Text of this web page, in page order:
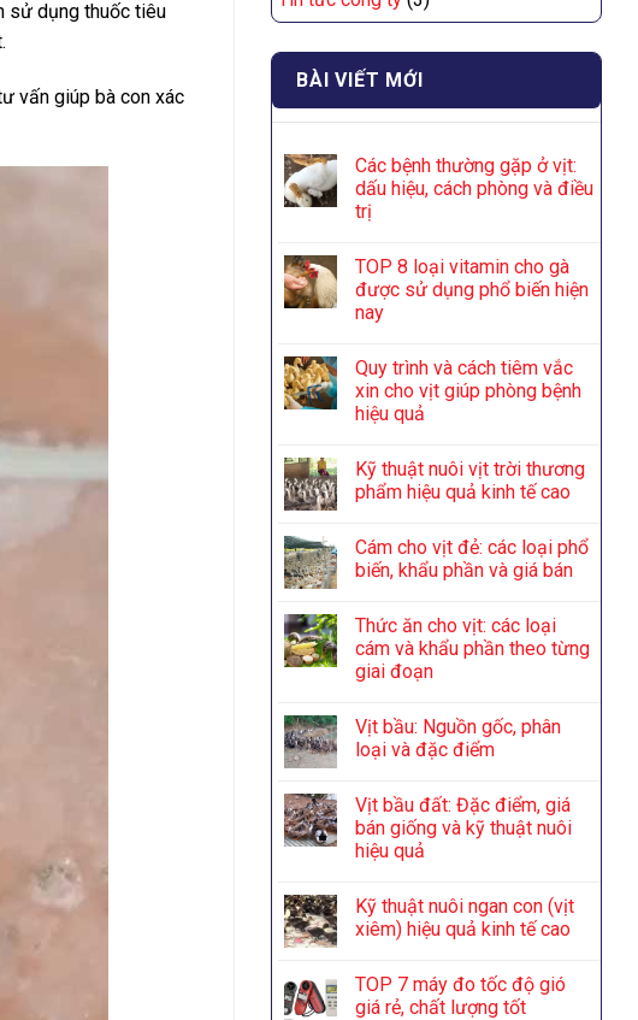
sử dụng thuốc tiêu
vấn giúp bà con xác
BÀI VIẾT MỚI
Các bệnh thường gặp ở vịt:
dấu hiệu, cách phòng và điều
trị
TOP 8 loại vitamin cho gà
được sử dụng phổ biến hiện
nay
Quy trình và cách tiêm vắc
xin cho vịt giúp phòng bệnh
hiệu quả
Kỹ thuật nuôi vịt trời thương
phẩm hiệu quả kinh tế cao
Cám cho vịt đẻ: các loại phổ
biến, khẩu phần và giá bán
Thức ăn cho vịt: các loại
cám và khẩu phần theo từng
giai đoạn
Vịt bầu: Nguồn gốc, phân
loại và đặc điểm
Vịt bầu đất: Đặc điểm, giá
bán giống và kỹ thuật nuôi
hiệu quả
Kỹ thuật nuôi ngan con (vịt
xiêm) hiệu quả kinh tế cao
TOP 7 máy đo tốc độ gió
giá rẻ, chất lượng tốt